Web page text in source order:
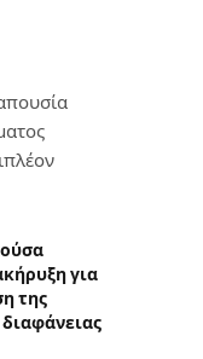
για
της